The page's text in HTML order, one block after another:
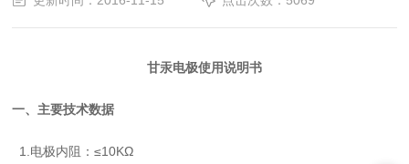
甘汞电极使用说明书
一、 主要技术数据
1.电极内阻：≤10KΩ